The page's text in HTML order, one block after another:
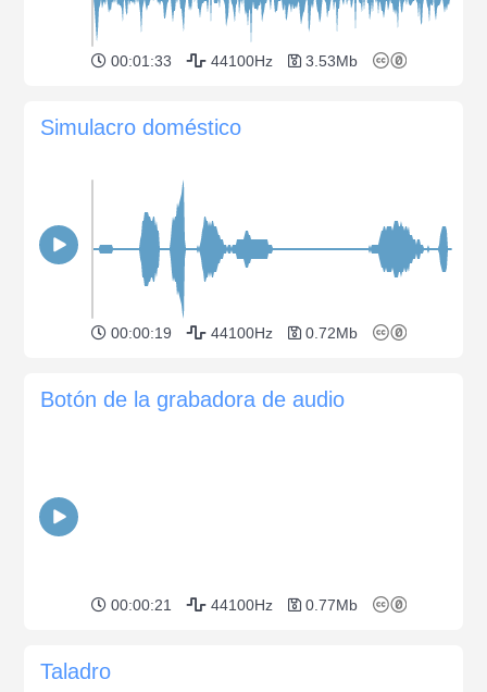
00:01:33 44100Hz 3.53Mb
Simulacro doméstico
00:00:19 44100Hz 0.72Mb
Botón de la grabadora de audio
00:00:21 44100Hz 0.77Mb
Taladro